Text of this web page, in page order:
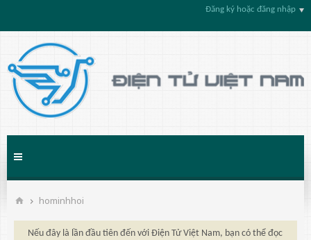
Đăng ký hoặc đăng nhập
hominhhoi
Nếu đây là lần đầu tiên đến với Điện Tử Việt Nam, bạn có thể đọc